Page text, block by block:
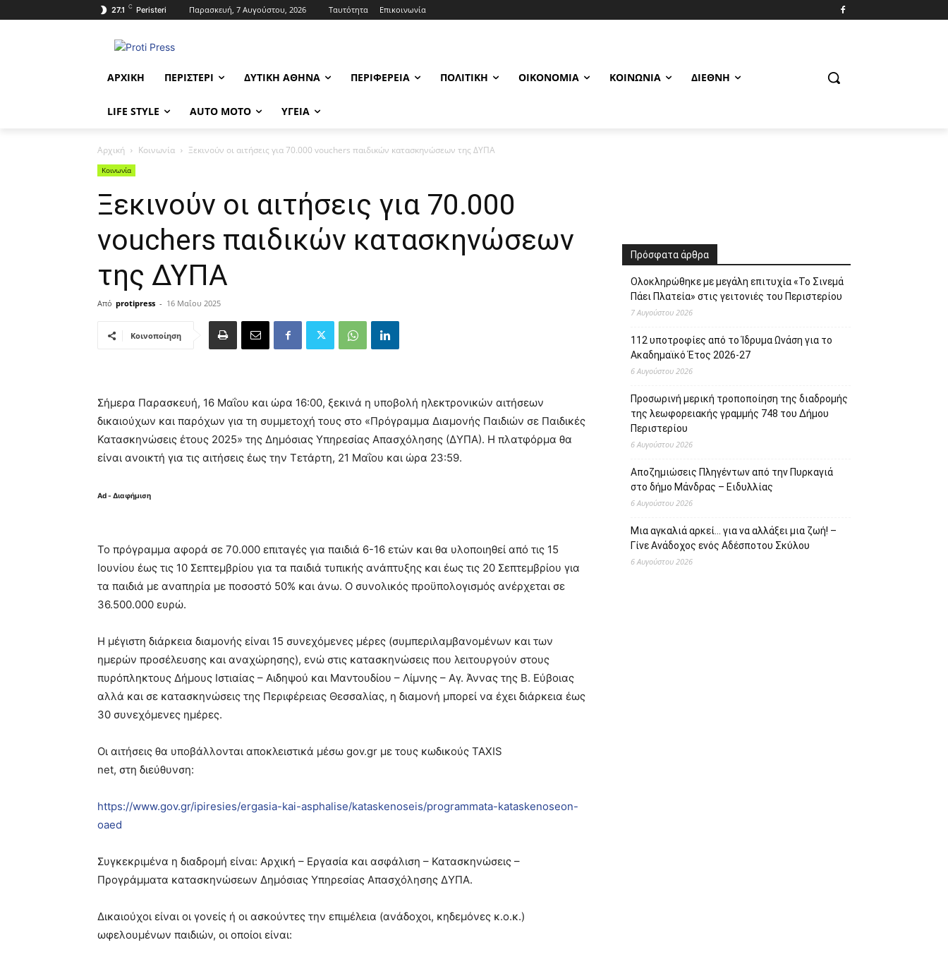
27.1 C Peristeri Παρασκευή, 7 Αυγούστου, 2026 Ταυτότητα Επικοινωνία
ΑΡΧΙΚΉ ΠΕΡΙΣΤΈΡΙ ΔΥΤΙΚΉ ΑΘΉΝΑ ΠΕΡΙΦΈΡΕΙΑ ΠΟΛΙΤΙΚΉ ΟΙΚΟΝΟΜΊΑ ΚΟΙΝΩΝΊΑ ΔΙΕΘΝΉ
LIFE STYLE AUTO MOTO ΥΓΕΊΑ
Αρχική Κοινωνία Ξεκινούν οι αιτήσεις για 70.000 vouchers παιδικών κατασκηνώσεων της ΔΥΠΑ
Κοινωνία
Ξεκινούν οι αιτήσεις για 70.000
vouchers παιδικών κατασκηνώσεων
της ΔΥΠΑ
Από protipress - 16 Μαΐου 2025
Κοινοποίηση
Σήμερα Παρασκευή, 16 Μαΐου και ώρα 16:00, ξεκινά η υποβολή ηλεκτρονικών αιτήσεων
δικαιούχων και παρόχων για τη συμμετοχή τους στο «Πρόγραμμα Διαμονής Παιδιών σε Παιδικές
Κατασκηνώσεις έτους 2025» της Δημόσιας Υπηρεσίας Απασχόλησης (ΔΥΠΑ). Η πλατφόρμα θα
είναι ανοικτή για τις αιτήσεις έως την Τετάρτη, 21 Μαΐου και ώρα 23:59.
Ad - Διαφήμιση
Το πρόγραμμα αφορά σε 70.000 επιταγές για παιδιά 6-16 ετών και θα υλοποιηθεί από τις 15
Ιουνίου έως τις 10 Σεπτεμβρίου για τα παιδιά τυπικής ανάπτυξης και έως τις 20 Σεπτεμβρίου για
τα παιδιά με αναπηρία με ποσοστό 50% και άνω. Ο συνολικός προϋπολογισμός ανέρχεται σε
36.500.000 ευρώ.
Η μέγιστη διάρκεια διαμονής είναι 15 συνεχόμενες μέρες (συμπεριλαμβανομένων και των
ημερών προσέλευσης και αναχώρησης), ενώ στις κατασκηνώσεις που λειτουργούν στους
πυρόπληκτους Δήμους Ιστιαίας – Αιδηψού και Μαντουδίου – Λίμνης – Αγ. Άννας της Β. Εύβοιας
αλλά και σε κατασκηνώσεις της Περιφέρειας Θεσσαλίας, η διαμονή μπορεί να έχει διάρκεια έως
30 συνεχόμενες ημέρες.
Οι αιτήσεις θα υποβάλλονται αποκλειστικά μέσω gov.gr με τους κωδικούς TAXIS
net, στη διεύθυνση:
https://www.gov.gr/ipiresies/ergasia-kai-asphalise/kataskenoseis/programmata-kataskenoseon-
oaed
Συγκεκριμένα η διαδρομή είναι: Αρχική – Εργασία και ασφάλιση – Κατασκηνώσεις –
Προγράμματα κατασκηνώσεων Δημόσιας Υπηρεσίας Απασχόλησης ΔΥΠΑ.
Δικαιούχοι είναι οι γονείς ή οι ασκούντες την επιμέλεια (ανάδοχοι, κηδεμόνες κ.ο.κ.)
ωφελουμένων παιδιών, οι οποίοι είναι:
Πρόσφατα άρθρα
Ολοκληρώθηκε με μεγάλη επιτυχία «Το Σινεμά
Πάει Πλατεία» στις γειτονιές του Περιστερίου
7 Αυγούστου 2026
112 υποτροφίες από το Ίδρυμα Ωνάση για το
Ακαδημαϊκό Έτος 2026-27
6 Αυγούστου 2026
Προσωρινή μερική τροποποίηση της διαδρομής
της λεωφορειακής γραμμής 748 του Δήμου
Περιστερίου
6 Αυγούστου 2026
Αποζημιώσεις Πληγέντων από την Πυρκαγιά
στο δήμο Μάνδρας – Ειδυλλίας
6 Αυγούστου 2026
Μια αγκαλιά αρκεί… για να αλλάξει μια ζωή! –
Γίνε Ανάδοχος ενός Αδέσποτου Σκύλου
6 Αυγούστου 2026